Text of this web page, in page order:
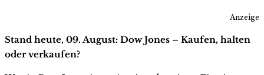
Anzeige
Stand heute, 09. August: Dow Jones – Kaufen, halten
oder verkaufen?